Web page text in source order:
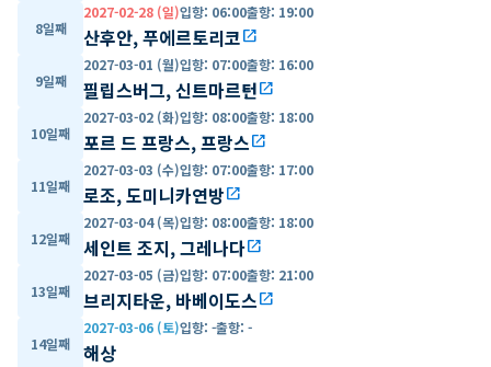
8일째
2027-02-28 (일)입항: 06:00출항: 19:00
산후안, 푸에르토리코open_in_new
9일째
2027-03-01 (월)입항: 07:00출항: 16:00
필립스버그, 신트마르턴open_in_new
10일째
2027-03-02 (화)입항: 08:00출항: 18:00
포르 드 프랑스, 프랑스open_in_new
11일째
2027-03-03 (수)입항: 07:00출항: 17:00
로조, 도미니카연방open_in_new
12일째
2027-03-04 (목)입항: 08:00출항: 18:00
세인트 조지, 그레나다open_in_new
13일째
2027-03-05 (금)입항: 07:00출항: 21:00
브리지타운, 바베이도스open_in_new
14일째
2027-03-06 (토)입항: -출항: -
해상